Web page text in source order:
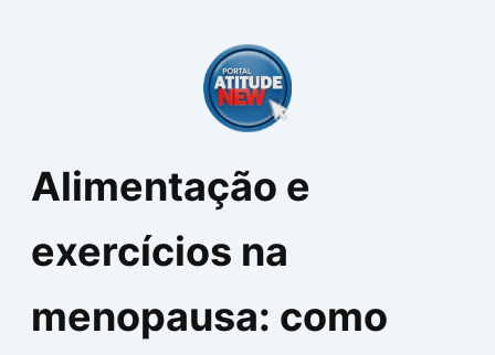
Alimentação e
exercícios na
menopausa: como